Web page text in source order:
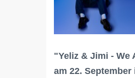
"Yeliz & Jimi - We
am 22. September